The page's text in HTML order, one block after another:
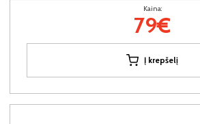
Kaina:
79€
Į krepšelį